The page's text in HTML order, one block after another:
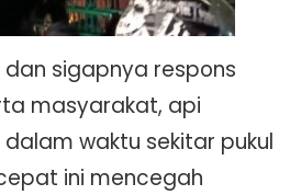
sigapnya respons
masyarakat, api
waktu sekitar pukul
ini mencegah